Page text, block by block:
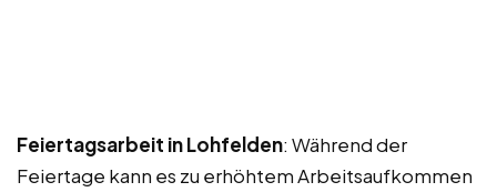
Feiertagsarbeit in Lohfelden: Während der
Feiertage kann es zu erhöhtem Arbeitsaufkommen